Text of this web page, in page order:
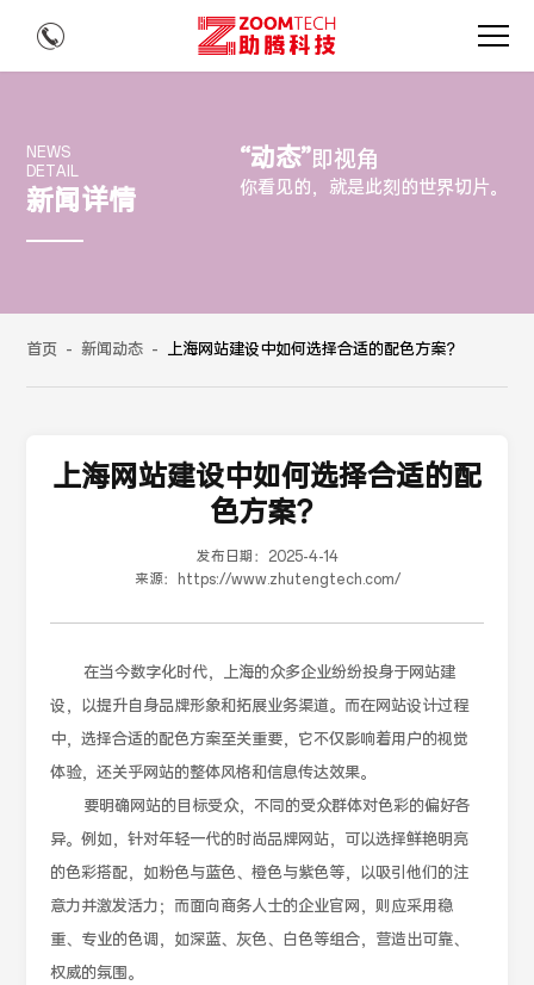
NEWS
DETAIL
新闻详情
“动态”即视角
你看见的，就是此刻的世界切片。
首页 - 新闻动态 - 上海网站建设中如何选择合适的配色方案？
上海网站建设中如何选择合适的配
色方案？
发布日期：
2025-4-14
来源：
https://www.zhutengtech.com/
在当今数字化时代，上海的众多企业纷纷投身于网站建
设，以提升自身品牌形象和拓展业务渠道。而在网站设计过程
中，选择合适的配色方案至关重要，它不仅影响着用户的视觉
体验，还关乎网站的整体风格和信息传达效果。
要明确网站的目标受众，不同的受众群体对色彩的偏好各
异。例如，针对年轻一代的时尚品牌网站，可以选择鲜艳明亮
的色彩搭配，如粉色与蓝色、橙色与紫色等，以吸引他们的注
意力并激发活力；而面向商务人士的企业官网，则应采用稳
重、专业的色调，如深蓝、灰色、白色等组合，营造出可靠、
权威的氛围。